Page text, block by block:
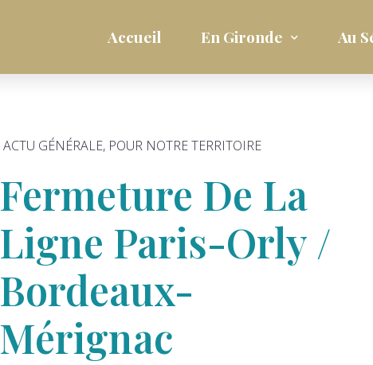
Accueil En Gironde Au
ACTU GÉNÉRALE, POUR NOTRE TERRITOIRE
Fermeture De La
Ligne Paris-Orly /
Bordeaux-
Mérignac